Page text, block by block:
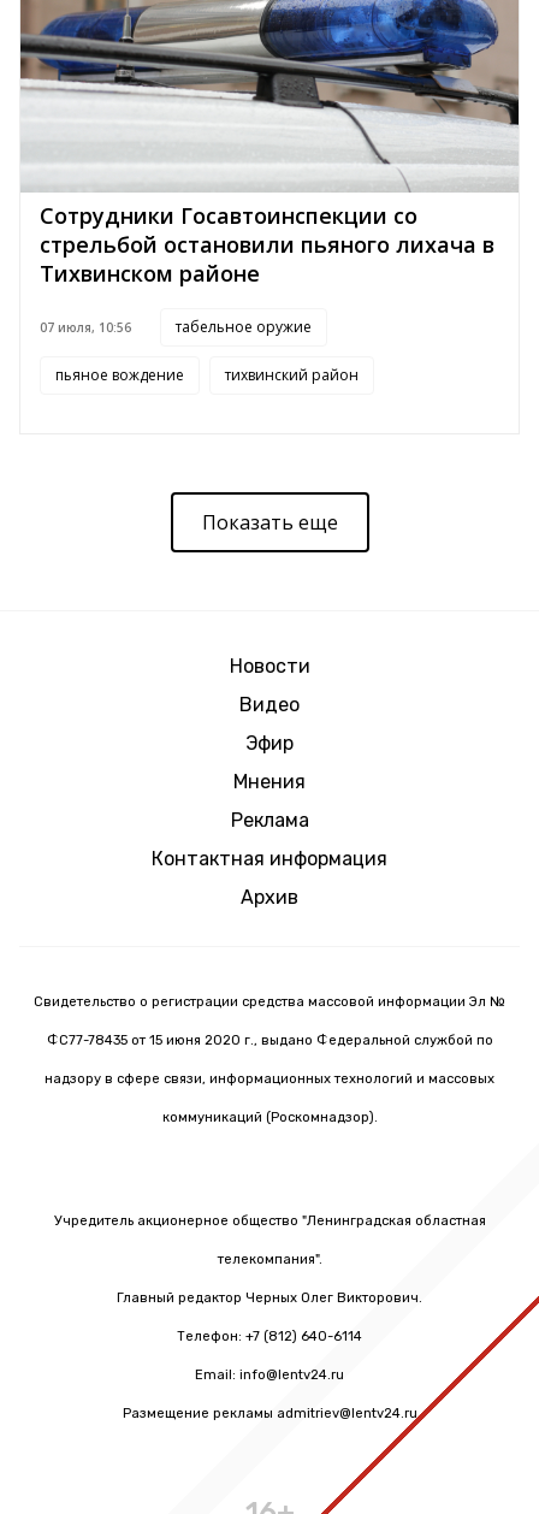
Сотрудники Госавтоинспекции со
стрельбой остановили пьяного лихача в
Тихвинском районе
07 июля, 10:56 табельное оружие
пьяное вождение тихвинский район
Показать еще
Новости
Видео
Эфир
Мнения
Реклама
Контактная информация
Архив
Свидетельство о регистрации средства массовой информации Эл №
ФС77-78435 от 15 июня 2020 г., выдано Федеральной службой по
надзору в сфере связи, информационных технологий и массовых
коммуникаций (Роскомнадзор).
Учредитель акционерное общество "Ленинградская областная
телекомпания".
Главный редактор Черных Олег Викторович.
Телефон: +7 (812) 640-6114
Email: info@lentv24.ru
Размещение рекламы admitriev@lentv24.ru